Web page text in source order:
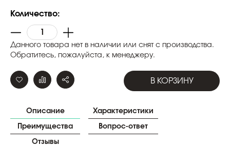
Количество:
Данного товара нет в наличии или снят с производства.
Обратитесь, пожалуйста, к менеджеру.
В КОРЗИНУ
Описание Характеристики
Преимущества Вопрос-ответ
Отзывы